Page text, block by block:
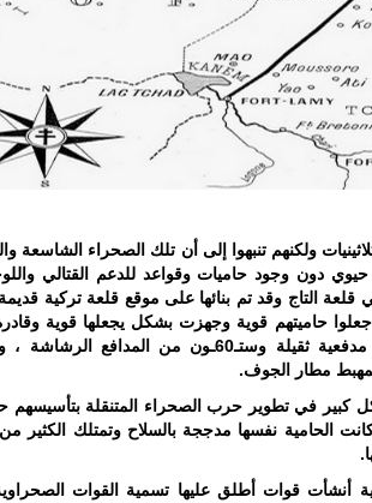
ولكنهم تنبهوا إلى أن تلك الصحراء الشاسعة
حيوي دون وجود حاميات وقواعد للدعم القتالي
قلعة التاج وقد تم بنائها على موقع قلعة تركية
حاميتهم قوية وجهزت بشكل يجعلها قوية
المقاومة فكان تجهيزها يضم كتيبة مدفعية ثقيلة وستـ60ـون من المدافع
كبير في تطوير حرب الصحراء المتنقلة بتأسيسهم
الحامية نفسها مدججة بالسلاح وتمتلك الكثير من
أنشأت قوات أطلق عليها تسمية القوات